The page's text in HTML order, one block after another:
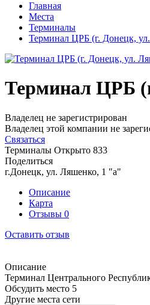
Главная
Места
Терминалы
Терминал ЦРБ (г. Донецк,
Терминал ЦРБ
Владелец не зарегистрирован
Владелец этой компании не
Связаться
Терминалы Открыто 833
Поделиться
г.Донецк, ул. Ляшенко, 1 "а"
Описание
Карта
Отзывы 0
Оставить отзыв
Описание
Терминал Центрального
Обсудить место 5
Другие места сети